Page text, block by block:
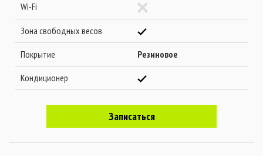
Wi-Fi
Зона свободных весов
Покрытие
Резиновое
Кондиционер
Записаться